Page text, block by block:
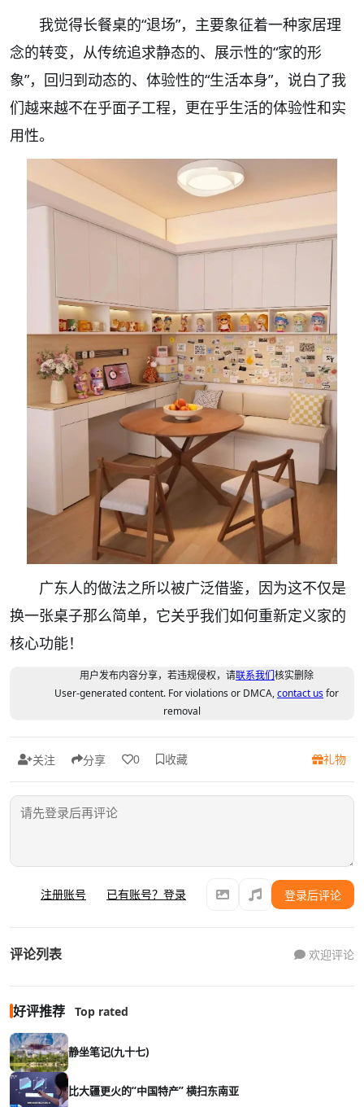
我觉得长餐桌的“退场”，主要象征着一种家居理
念的转变，从传统追求静态的、展示性的“家的形
象”，回归到动态的、体验性的“生活本身”，说白了我
们越来越不在乎面子工程，更在乎生活的体验性和实
用性。
广东人的做法之所以被广泛借鉴，因为这不仅是
换一张桌子那么简单，它关乎我们如何重新定义家的
核心功能！
用户发布内容分享，若违规侵权，请联系我们核实删除
User-generated content. For violations or DMCA,contact usfor
removal
关注 分享 0 收藏 礼物
注册账号 已有账号？登录 登录后评论
评论列表 欢迎评论
好评推荐 Top rated
静坐笔记(九十七)
比大疆更火的“中国特产” 横扫东南亚